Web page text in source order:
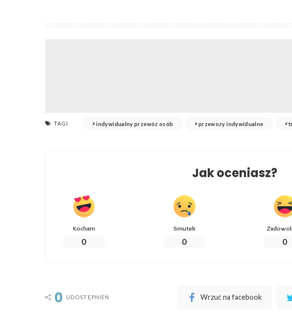
TAGI indywidualny przewóz osób przewozy indywidualne
Jak oceniasz?
Kocham
0
Smutek
0 0
0 UDOSTĘPNIEŃ Wrzuć na facebook